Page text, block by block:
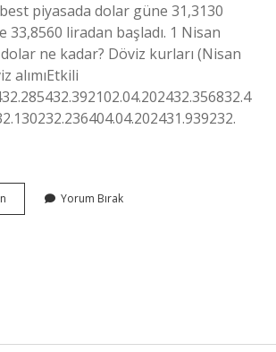
piyasada dolar güne 31,3130
33,8560 liradan başladı. 1 Nisan
ne kadar? Döviz kurları (Nisan
alımıEtkili
Mart
Yorum Bırak